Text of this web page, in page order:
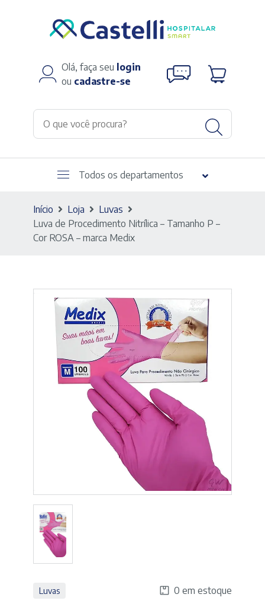
Olá, faça seu login
ou cadastre-se
Todos os departamentos
Início Loja
Luvas
Luva de Procedimento Nitrílica – Tamanho P –
Cor ROSA – marca Medix
Luvas 0 em estoque